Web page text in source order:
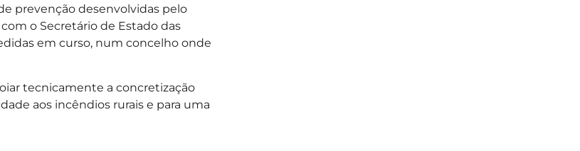
prevenção desenvolvidas pelo
o Secretário de Estado das
em curso, num concelho onde
tecnicamente a concretização
aos incêndios rurais e para uma